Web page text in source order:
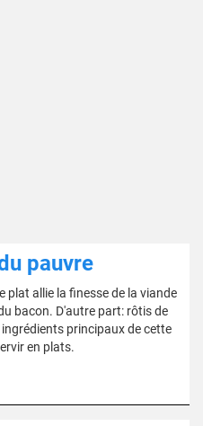
pauvre
plat allie la finesse de la viande
bacon. D'autre part: rôtis de
principaux de cette
en plats.